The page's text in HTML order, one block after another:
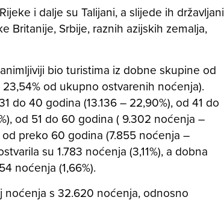
i dalje su Talijani, a slijede ih državljani
Britanije, Srbije, raznih azijskih zemalja,
bio turistima iz dobne skupine od
od ukupno ostvarenih noćenja).
do 40 godina (13.136 – 22,90%), od 41 do
od 51 do 60 godina ( 9.302 noćenja –
preko 60 godina (7.855 noćenja –
su 1.783 noćenja (3,11%), a dobna
noćenja (1,66%).
s 32.620 noćenja, odnosno